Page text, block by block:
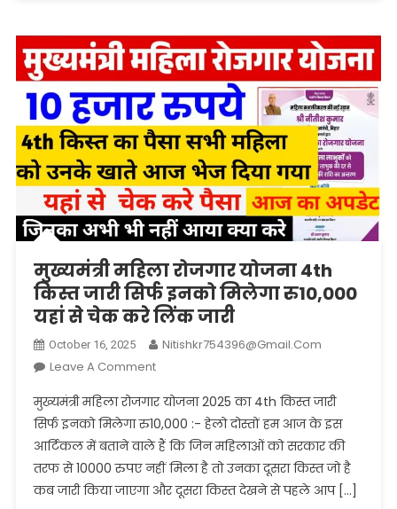
रु10,000
मुख्यमंत्री महिला रोजगार योजना 4th
किस्त जारी सिर्फ इनको मिलेगा रु10,000
यहां से चेक करे लिंक जारी
October 16, 2025
Nitishkr754396@gmail.com
Leave A CommentOn
महिला
रोजगार
योजना
4th
किस्त
मुख्यमंत्री महिला रोजगार योजना 2025 का 4th किस्त जारी
सिर्फ इनको मिलेगा रु10,000 :- हेलो दोस्तों हम आज के इस
आर्टिकल में बताने वाले हैं कि जिन महिलाओं को सरकार की
तरफ से 10000 रुपए नहीं मिला है तो उनका दूसरा किस्त जो है
कब जारी किया जाएगा और दूसरा किस्त देखने से पहले आप […]